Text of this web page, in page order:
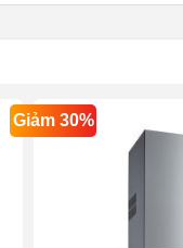
Giảm 30%